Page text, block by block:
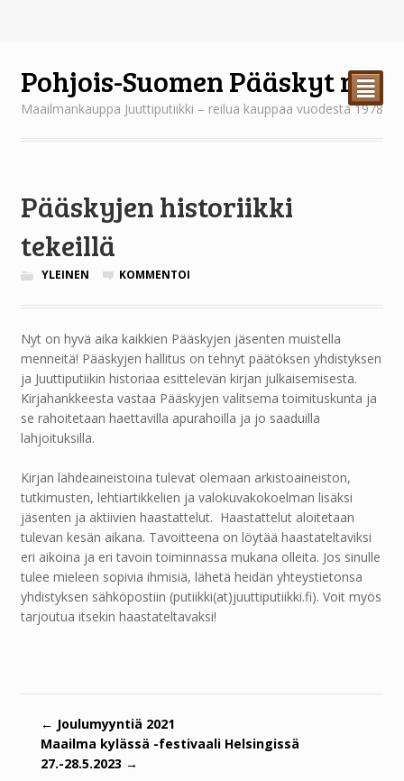
Pohjois-Suomen Pääskyt ry
Maailmankauppa Juuttiputiikki – reilua kauppaa vuodesta 1978
²
Pääskyjen historiikki
tekeillä
YLEINEN KOMMENTOI
Nyt on hyvä aika kaikkien Pääskyjen jäsenten muistella
menneitä! Pääskyjen hallitus on tehnyt päätöksen yhdistyksen
ja Juuttiputiikin historiaa esittelevän kirjan julkaisemisesta.
Kirjahankkeesta vastaa Pääskyjen valitsema toimituskunta ja
se rahoitetaan haettavilla apurahoilla ja jo saaduilla
lahjoituksilla.
Kirjan lähdeaineistoina tulevat olemaan arkistoaineiston,
tutkimusten, lehtiartikkelien ja valokuvakokoelman lisäksi
jäsenten ja aktiivien haastattelut. Haastattelut aloitetaan
tulevan kesän aikana. Tavoitteena on löytää haastateltaviksi
eri aikoina ja eri tavoin toiminnassa mukana olleita. Jos sinulle
tulee mieleen sopivia ihmisiä, lähetä heidän yhteystietonsa
yhdistyksen sähköpostiin (putiikki(at)juuttiputiikki.fi). Voit myös
tarjoutua itsekin haastateltavaksi!
← Joulumyyntiä 2021
Maailma kylässä -festivaali Helsingissä
27.-28.5.2023 →